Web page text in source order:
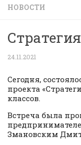
НОВОСТИ
24.11.2021
Сегодня,
проекта
классов.
Встреча была
Змановским